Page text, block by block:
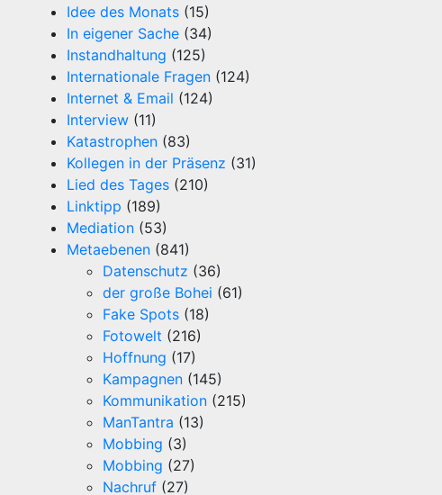
Idee des Monats (15)
In eigener Sache (34)
Instandhaltung (125)
Internationale Fragen (124)
Internet & Email (124)
Interview (11)
Katastrophen (83)
Kollegen in der Präsenz (31)
Lied des Tages (210)
Linktipp (189)
Mediation (53)
Metaebenen (841)
Datenschutz (36)
der große Bohei (61)
Fake Spots (18)
Fotowelt (216)
Hoffnung (17)
Kampagnen (145)
Kommunikation (215)
ManTantra (13)
Mobbing (3)
Mobbing (27)
Nachruf (27)